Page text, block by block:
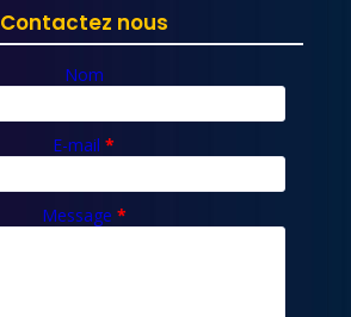
Contactez nous
Nom
E-mail *
Message *